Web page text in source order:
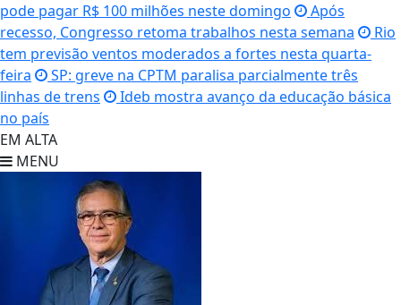
pode pagar R$ 100 milhões neste domingo
Após
recesso, Congresso retoma trabalhos nesta semana
Rio
tem previsão ventos moderados a fortes nesta quarta-
feira
SP: greve na CPTM paralisa parcialmente três
linhas de trens
Ideb mostra avanço da educação básica
no país
EM ALTA
MENU